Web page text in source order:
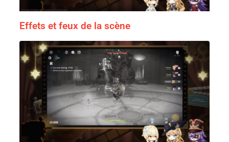
Effets et feux de la scène